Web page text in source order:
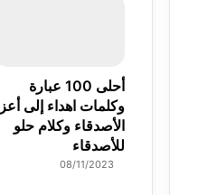
أحلى 100 عبارة
وكلمات اهداء إلى أعز
الأصدقاء وكلام حلو
للأصدقاء
08/11/2023